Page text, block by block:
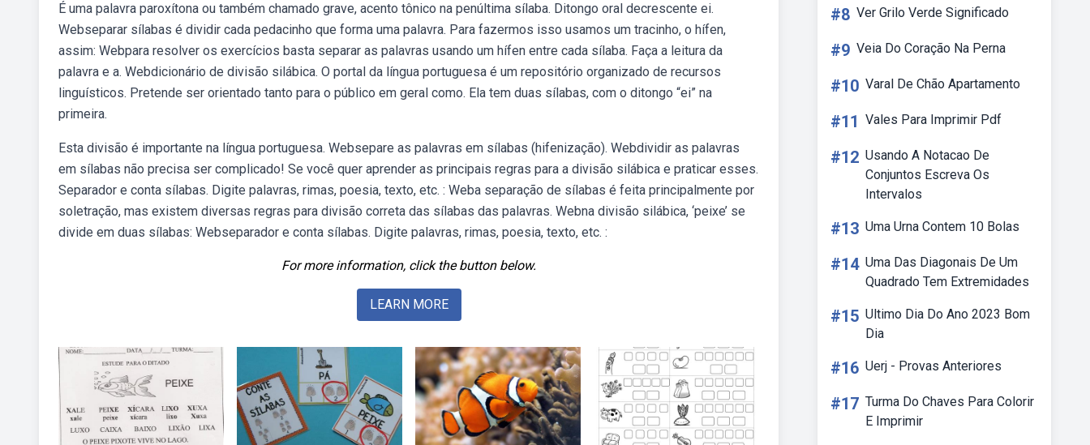
É uma palavra paroxítona ou também chamado grave, acento tônico na penúltima sílaba. Ditongo oral decrescente ei.
Webseparar sílabas é dividir cada pedacinho que forma uma palavra. Para fazermos isso usamos um tracinho, o hífen,
assim: Webpara resolver os exercícios basta separar as palavras usando um hífen entre cada sílaba. Faça a leitura da
palavra e a. Webdicionário de divisão silábica. O portal da língua portuguesa é um repositório organizado de recursos
linguísticos. Pretende ser orientado tanto para o público em geral como. Ela tem duas sílabas, com o ditongo “ei” na
primeira.
Esta divisão é importante na língua portuguesa. Websepare as palavras em sílabas (hifenização). Webdividir as palavras
em sílabas não precisa ser complicado! Se você quer aprender as principais regras para a divisão silábica e praticar esses.
Separador e conta sílabas. Digite palavras, rimas, poesia, texto, etc. : Weba separação de sílabas é feita principalmente por
soletração, mas existem diversas regras para divisão correta das sílabas das palavras. Webna divisão silábica, ‘peixe’ se
divide em duas sílabas: Webseparador e conta sílabas. Digite palavras, rimas, poesia, texto, etc. :
For more information, click the button below.
LEARN MORE
#8 Ver Grilo Verde Significado
#9 Veia Do Coração Na Perna
#10 Varal De Chão Apartamento
#11 Vales Para Imprimir Pdf
#12 Usando A Notacao De
Conjuntos Escreva Os
Intervalos
#13 Uma Urna Contem 10 Bolas
#14 Uma Das Diagonais De Um
Quadrado Tem Extremidades
#15 Ultimo Dia Do Ano 2023 Bom
Dia
#16 Uerj - Provas Anteriores
#17 Turma Do Chaves Para Colorir
E Imprimir